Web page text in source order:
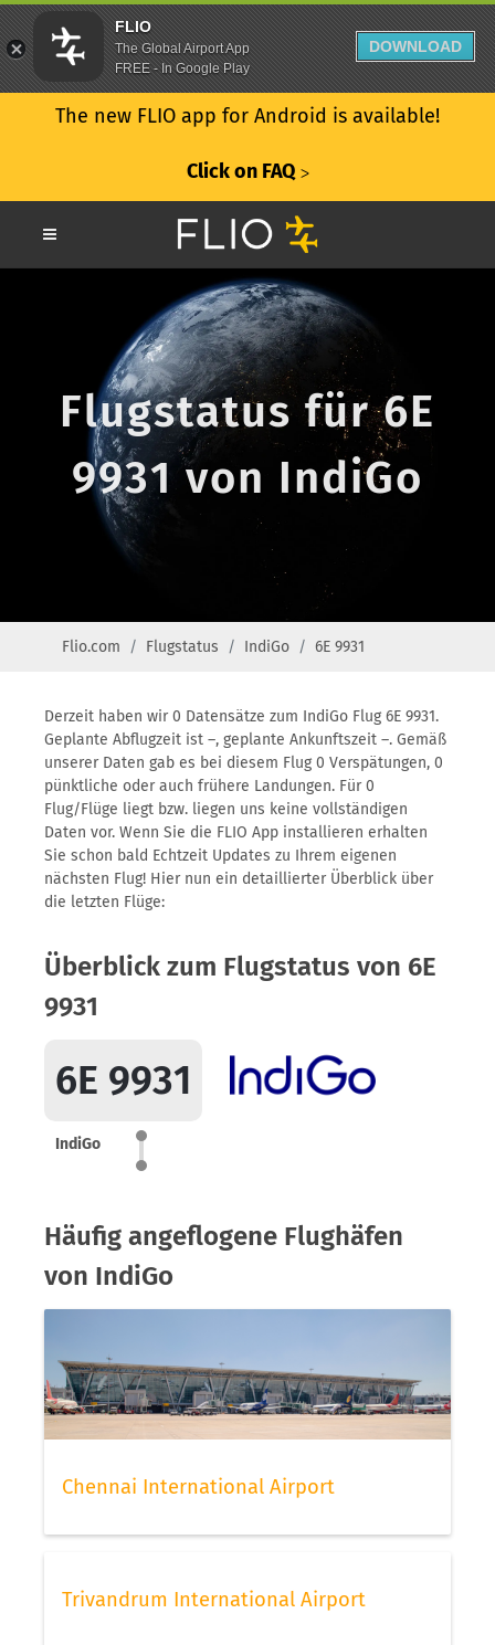
The new FLIO app for Android is available!
Click on FAQ ᐳ
Flugstatus für 6E
9931 von IndiGo
Flio.com Flugstatus IndiGo 6E 9931
Derzeit haben wir 0 Datensätze zum IndiGo Flug 6E 9931.
Geplante Abflugzeit ist –, geplante Ankunftszeit –. Gemäß
unserer Daten gab es bei diesem Flug 0 Verspätungen, 0
pünktliche oder auch frühere Landungen. Für 0
Flug/Flüge liegt bzw. liegen uns keine vollständigen
Daten vor. Wenn Sie die FLIO App installieren erhalten
Sie schon bald Echtzeit Updates zu Ihrem eigenen
nächsten Flug! Hier nun ein detaillierter Überblick über
die letzten Flüge:
Überblick zum Flugstatus von 6E
9931
6E 9931
IndiGo
Häufig angeflogene Flughäfen
von IndiGo
Chennai International Airport
Trivandrum International Airport
FLIO
The Global Airport App
FREE - In Google Play
DOWNLOAD